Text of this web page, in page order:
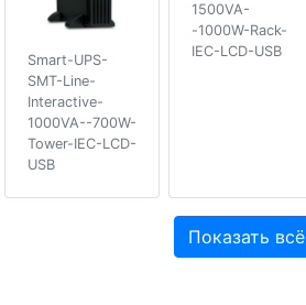
Smart-UPS-
SMT-Line-
Interactive-
1000VA--700W-
Tower-IEC-LCD-
USB
1500VA-
-1000W-Rack-
IEC-LCD-USB
Показать всё